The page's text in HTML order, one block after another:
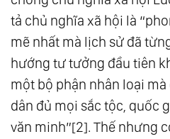
tả chủ nghĩa xã hội là
mẽ nhất mà lịch sử đã
hướng tư tưởng đầu tiên
một bộ phận nhân loại
dân đủ mọi sắc tộc, quốc
văn minh”[2]. Thế nhưng